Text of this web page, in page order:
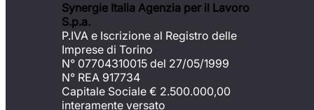
Synergie Italia Agenzia per il Lavoro
S.p.a.
P.IVA e Iscrizione al Registro delle
Imprese di Torino
N° 07704310015 del 27/05/1999
N° REA 917734
Capitale Sociale € 2.500.000,00
interamente versato